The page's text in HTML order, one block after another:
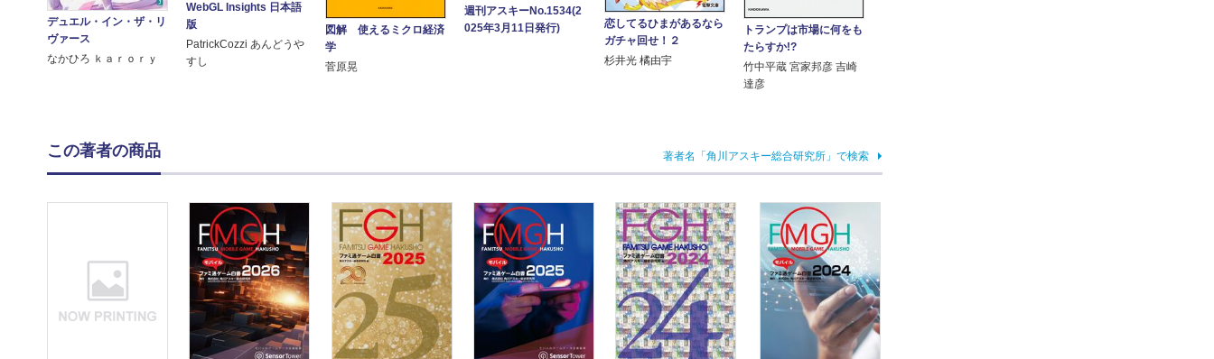
デュエル・イン・ザ・リ
ヴァース
なかひろ ｋａｒｏｒｙ
WebGL Insights 日本語
版
PatrickCozzi あんどうや
すし
図解 使えるミクロ経済
学
菅原晃
週刊アスキーNo.1534(2
025年3月11日発行)
恋してるひまがあるなら
ガチャ回せ！２
杉井光 橘由宇
トランプは市場に何をも
たらすか!?
竹中平蔵 宮家邦彦 吉崎
達彦
この著者の商品 著者名「角川アスキー総合研究所」で検索